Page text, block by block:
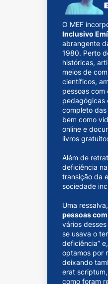
O MEF
Inclusivo
abrangente
1980. Perto
históricas,
meios de
científicos,
pessoas
pedagógicas
completo das
bem como
online e
livros
Além de
deficiência
transição da
sociedade
Uma
pessoas
vários
se usava o
deficiência”
optamos por
deixando
erat
como foram